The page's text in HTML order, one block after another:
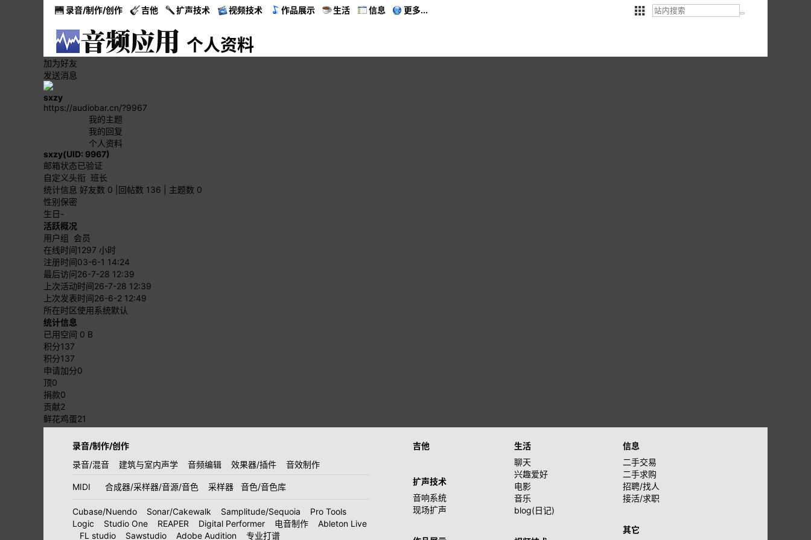
录音/制作/创作 吉他 扩声技术 视频技术 作品展示 生活 信息 更多...
个人资料
加为好友
发送消息
sxzy
https://audiobar.cn/?9967
我的主题
我的回复
个人资料
sxzy(UID: 9967)
邮箱状态已验证
自定义头衔 班长
统计信息 好友数 0 回帖数 136
主题数 0
性别保密
生日-
活跃概况
用户组 会员
在线时间1297 小时
注册时间03-6-1 14:24
最后访问26-7-28 12:39
上次活动时间26-7-28 12:39
上次发表时间26-6-2 12:49
所在时区使用系统默认
统计信息
已用空间 0 B
积分137
积分137
申请加分0
顶0
捐款0
贡献2
鲜花鸡蛋21
录音/制作/创作
录音/混音
建筑与室内声学 音频编辑 效果器/插件 音效制作
MIDI 合成器/采样器/音源/音色 采样器 音色/音色库
Cubase/Nuendo Sonar/Cakewalk Samplitude/Sequoia
Pro Tools
Logic
Studio One REAPER Digital Performer 电音制作
Ableton Live
FL studio
Sawstudio Adobe Audition 专业打谱
吉他
扩声技术
音响系统
现场扩声
生活
聊天
兴趣爱好
电影
音乐
blog(日记)
信息
二手交易
二手求购
招聘/找人
接活/求职
其它